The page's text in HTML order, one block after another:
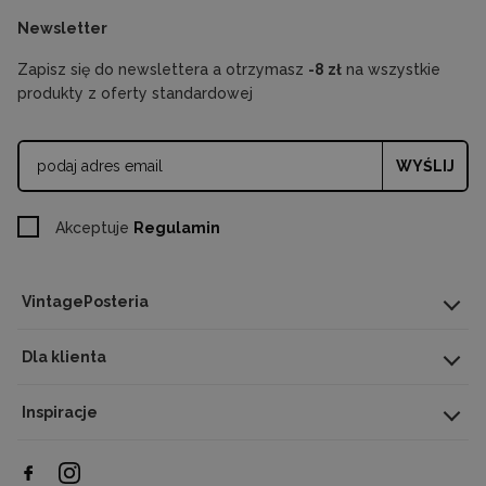
VintagePosteria
Dla klienta
Inspiracje
Newsletter
Zapisz się do newslettera a otrzymasz -8 zł na wszystkie
produkty z oferty standardowej
WYŚLIJ
Akceptuje Regulamin